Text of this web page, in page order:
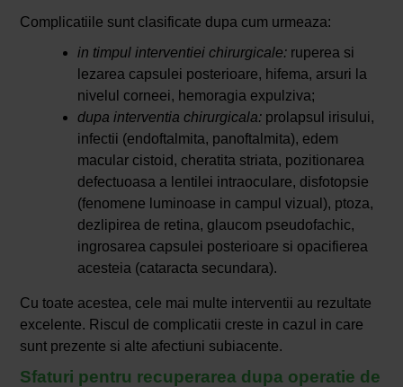
Complicatiile sunt clasificate dupa cum urmeaza:
in timpul interventiei chirurgicale: ruperea si
lezarea capsulei posterioare, hifema, arsuri la
nivelul corneei, hemoragia expulziva;
dupa interventia chirurgicala: prolapsul irisului,
infectii (endoftalmita, panoftalmita), edem
macular cistoid, cheratita striata, pozitionarea
defectuoasa a lentilei intraoculare, disfotopsie
(fenomene luminoase in campul vizual), ptoza,
dezlipirea de retina, glaucom pseudofachic,
ingrosarea capsulei posterioare si opacifierea
acesteia (cataracta secundara).
Cu toate acestea, cele mai multe interventii au rezultate
excelente. Riscul de complicatii creste in cazul in care
sunt prezente si alte afectiuni subiacente.
Sfaturi pentru recuperarea dupa operatie de